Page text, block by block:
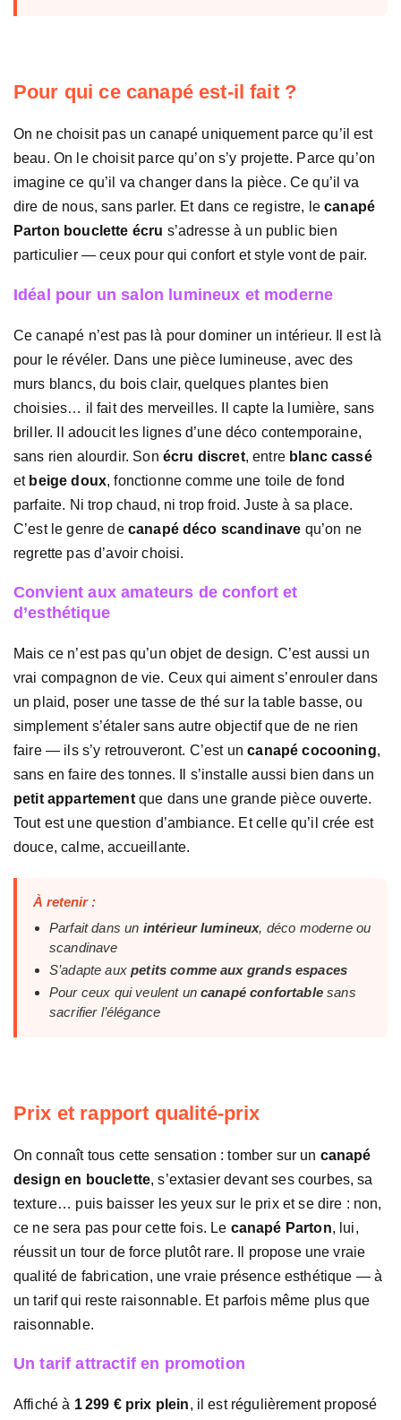
Pour qui ce canapé est-il fait ?
On ne choisit pas un canapé uniquement parce qu’il est
beau. On le choisit parce qu’on s’y projette. Parce qu’on
imagine ce qu’il va changer dans la pièce. Ce qu’il va
dire de nous, sans parler. Et dans ce registre, lecanapé
Parton bouclette écru s’adresse à un public bien
particulier — ceux pour qui confort et style vont de pair.
Idéal pour un salon lumineux et moderne
Ce canapé n’est pas là pour dominer un intérieur. Il est là
pour le révéler. Dans une pièce lumineuse, avec des
murs blancs, du bois clair, quelques plantes bien
choisies… il fait des merveilles. Il capte la lumière, sans
briller. Il adoucit les lignes d’une déco contemporaine,
sans rien alourdir. Son écru discret, entre blanc cassé
et beige doux, fonctionne comme une toile de fond
parfaite. Ni trop chaud, ni trop froid. Juste à sa place.
C’est le genre de canapé déco scandinave qu’on ne
regrette pas d’avoir choisi.
Convient aux amateurs de confort et
d’esthétique
Mais ce n’est pas qu’un objet de design. C’est aussi un
vrai compagnon de vie. Ceux qui aiment s’enrouler dans
un plaid, poser une tasse de thé sur la table basse, ou
simplement s’étaler sans autre objectif que de ne rien
faire — ils s’y retrouveront. C’est uncanapé cocooning,
sans en faire des tonnes. Il s’installe aussi bien dans un
petit appartementque dans une grande pièce ouverte.
Tout est une question d’ambiance. Et celle qu’il crée est
douce, calme, accueillante.
À retenir :
Parfait dans un intérieur lumineux, déco moderne ou
scandinave
S’adapte auxpetits comme aux grands espaces
Pour ceux qui veulent un canapé confortablesans
sacrifier l’élégance
Prix et rapport qualité-prix
On connaît tous cette sensation : tomber sur un canapé
design en bouclette, s’extasier devant ses courbes, sa
texture… puis baisser les yeux sur le prix et se dire : non,
ce ne sera pas pour cette fois. Le canapé Parton, lui,
réussit un tour de force plutôt rare. Il propose une vraie
qualité de fabrication, une vraie présence esthétique — à
un tarif qui reste raisonnable. Et parfois même plus que
raisonnable.
Un tarif attractif en promotion
Affiché à 1 299 € prix plein, il est régulièrement proposé